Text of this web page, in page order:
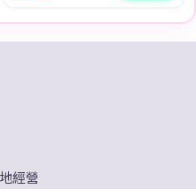
經營